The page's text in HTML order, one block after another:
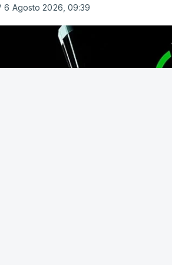
direta, graças à conquista
6 Agosto 2026, 09:39